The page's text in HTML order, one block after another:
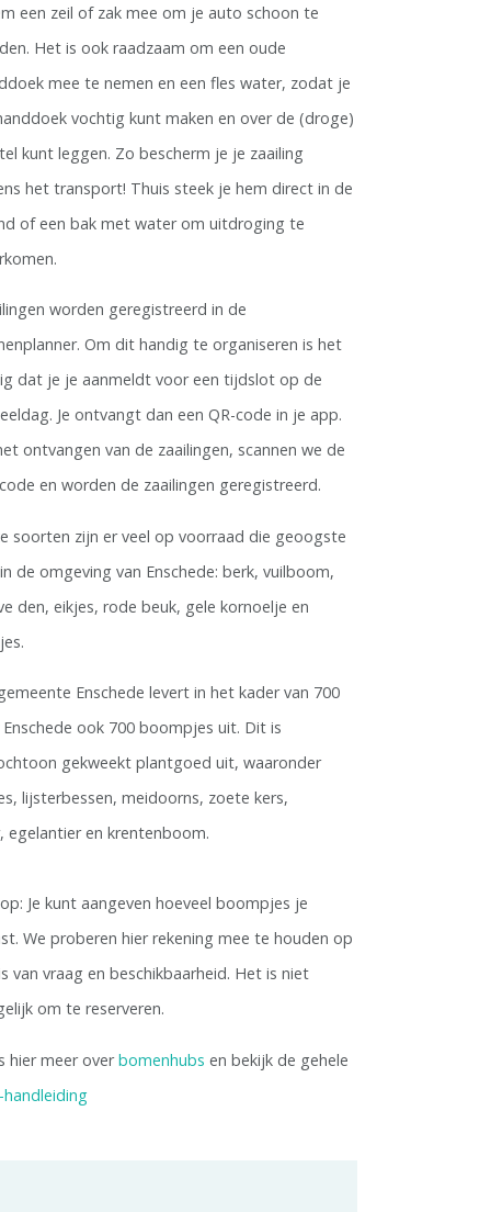
een zeil of zak mee om je auto schoon te
Het is ook raadzaam om een oude
mee te nemen en een fles water, zodat je
vochtig kunt maken en over de (droge)
kunt leggen. Zo bescherm je je zaailing
het transport! Thuis steek je hem direct in de
of een bak met water om uitdroging te
worden geregistreerd in de
Om dit handig te organiseren is het
dat je je aanmeldt voor een tijdslot op de
Je ontvangt dan een QR-code in je app.
ontvangen van de zaailingen, scannen we de
en worden de zaailingen geregistreerd.
soorten zijn er veel op voorraad die geoogste
de omgeving van Enschede: berk, vuilboom,
den, eikjes, rode beuk, gele kornoelje en
Enschede levert in het kader van 700
Enschede ook 700 boompjes uit. Dit is
gekweekt plantgoed uit, waaronder
lijsterbessen, meidoorns, zoete kers,
egelantier en krentenboom.
Je kunt aangeven hoeveel boompjes je
We proberen hier rekening mee te houden op
van vraag en beschikbaarheid. Het is niet
om te reserveren.
hier meer overbomenhubs en bekijk de gehele
handleiding